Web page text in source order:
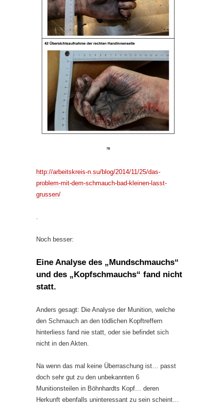
http://arbeitskreis-n.su/blog/2014/11/25/das-
problem-mit-dem-schmauch-bad-kleinen-lasst-
grussen/
.
Noch besser:
Eine Analyse des „Mundschmauchs“
und des „Kopfschmauchs“ fand nicht
statt.
Anders gesagt: Die Analyse der Munition, welche
den Schmauch an den tödlichen Kopftreffern
hinterliess fand nie statt, oder sie befindet sich
nicht in den Akten.
Na wenn das mal keine Überraschung ist… passt
doch sehr gut zu den unbekannten 6
Munitionsteilen in Böhnhardts Kopf… deren
Herkunft ebenfalls uninteressant zu sein scheint…